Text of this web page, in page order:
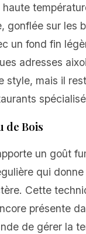
gonflée sur les
un fond fin
adresses
style, mais il
de Bois
un goût
qui
Cette
présente
de gérer la